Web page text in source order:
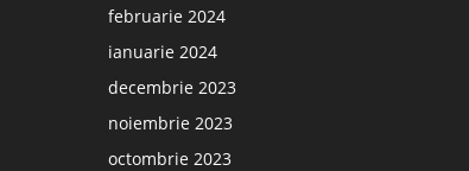
februarie 2024
ianuarie 2024
decembrie 2023
noiembrie 2023
octombrie 2023